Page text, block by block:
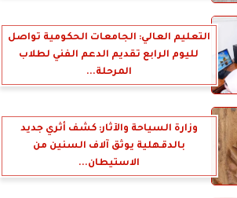
التعليم العالي: الجامعات الحكومية تواصل
لليوم الرابع تقديم الدعم الفني لطلاب
المرحلة...
وزارة السياحة والآثار: كشف أثري جديد
بالدقهلية يوثق آلاف السنين من
الاستيطان...